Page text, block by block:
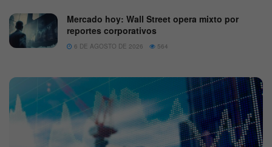
Mercado hoy: Wall Street opera mixto por
reportes corporativos
6 DE AGOSTO DE 2026 564